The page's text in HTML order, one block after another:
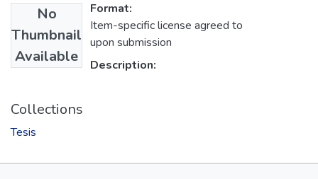
No
Thumbnail
Available
Format:
Item-specific license agreed to
upon submission
Description:
Collections
Tesis